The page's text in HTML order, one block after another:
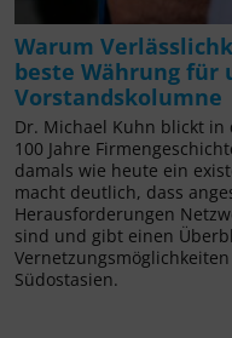
Warum
beste Währung für
Vorstandskolumne
Dr. Michael Kuhn blickt
100 Jahre
damals wie heute ein
macht deutlich, dass
Herausforderungen
sind und gibt einen
Südostasien.